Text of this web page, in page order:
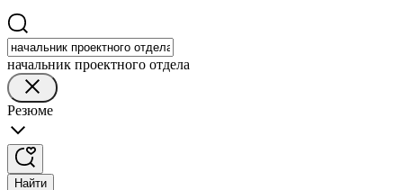
начальник проектного отдела
Резюме
Найти